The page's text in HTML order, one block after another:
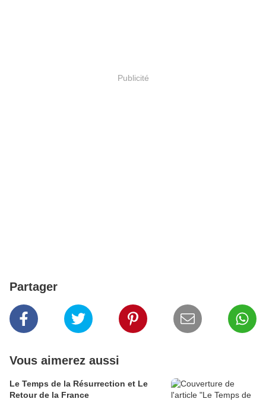
Publicité
Partager
Vous aimerez aussi
Le Temps de la Résurrection et Le
Retour de la France